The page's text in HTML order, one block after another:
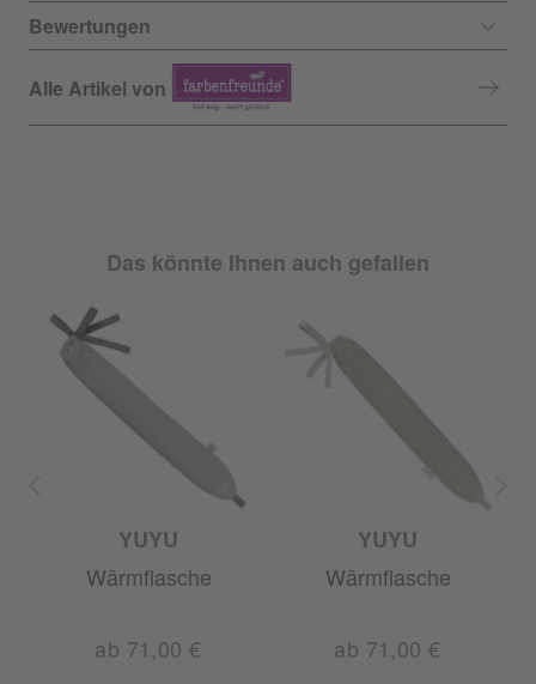
Bewertungen
Alle Artikel von
Das könnte Ihnen auch gefallen
YUYU
Wärmflasche
ab 71,00 €
YUYU
Wärmflasche
ab 71,00 €